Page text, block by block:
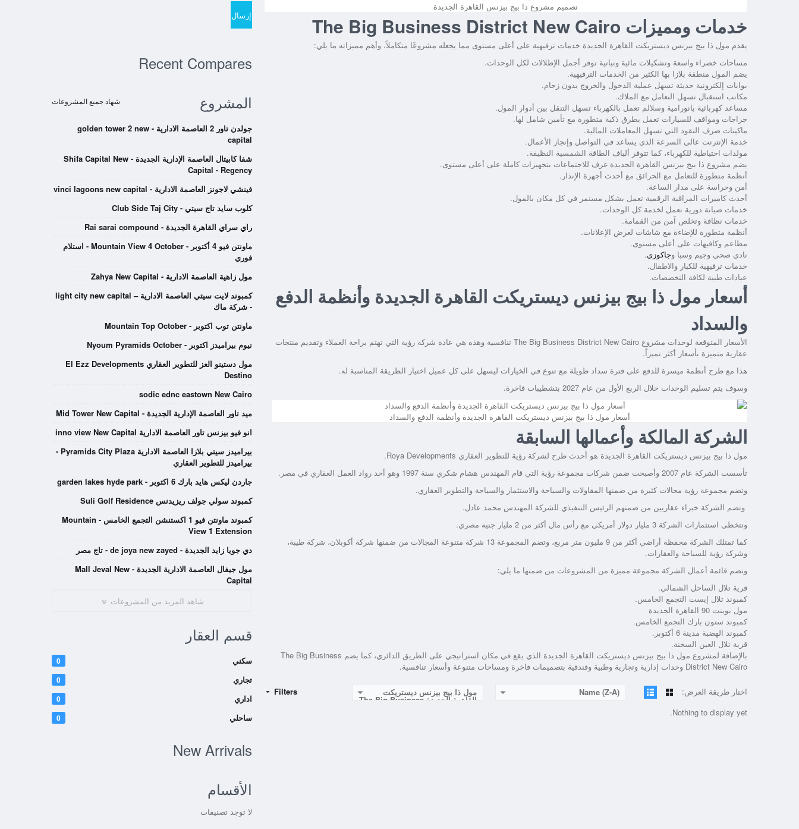
تصميم مشروع ذا بيج بيزنس القاهرة الجديدة
خدمات ومميزات The Big Business District New Cairo
يقدم مول ذا بيج بيزنس ديستريكت القاهرة الجديدة خدمات ترفيهية على أعلى مستوى مما يجعله مشروعًا متكاملاً، وأهم مميزاته ما يلي:
مساحات خضراء واسعة وتشكيلات مائية ونباتية توفر أجمل الإطلالات لكل الوحدات.
يضم المول منطقة بلازا بها الكثير من الخدمات الترفيهية.
بوابات إلكترونية حديثة تسهل عملية الدخول والخروج بدون زحام.
مكاتب استقبال تسهل التعامل مع الملاك.
مساعد كهربائية بانورامية وسلالم تعمل بالكهرباء تسهل التنقل بين أدوار المول.
جراجات ومواقف للسيارات تعمل بطرق ذكية متطورة مع تأمين شامل لها.
ماكينات صرف النقود التي تسهل المعاملات المالية.
خدمة الإنترنت عالي السرعة الذي يساعد في التواصل وإنجاز الأعمال.
مولدات احتياطية للكهرباء، كما تتوفر ألياف الطاقة الشمسية النظيفة.
يضم مشروع ذا بيج بيزنس القاهرة الجديدة غرف للاجتماعات بتجهيزات كاملة على أعلى مستوى.
أنظمة متطورة للتعامل مع الحرائق مع أحدث أجهزة الإنذار.
أمن وحراسة على مدار الساعة.
أحدث كاميرات المراقبة الرقمية تعمل بشكل مستمر في كل مكان بالمول.
خدمات صيانة دورية تعمل لخدمة كل الوحدات.
خدمات نظافة وتخلص آمن من القمامة.
أنظمة متطورة للإضاءة مع شاشات لعرض الإعلانات.
مطاعم وكافيهات على أعلى مستوى.
نادي صحي وجيم وسبا وجاكوزي.
خدمات ترفيهية للكبار والاطفال.
عيادات طبية لكافة التخصصات.
أسعار مول ذا بيج بيزنس ديستريكت القاهرة الجديدة وأنظمة الدفع
والسداد
الأسعار المتوقعة لوحدات مشروع The Big Business District New Cairo تنافسية وهذه هي عادة شركة رؤية التي تهتم براحة العملاء وتقديم منتجات
عقارية متميزة بأسعار أكثر تميزاً.
هذا مع طرح أنظمة ميسرة للدفع على فترة سداد طويلة مع تنوع في الخيارات ليسهل على كل عميل اختيار الطريقة المناسبة له.
وسوف يتم تسليم الوحدات خلال الربع الأول من عام 2027 بتشطيبات فاخرة.
أسعار مول ذا بيج بيزنس ديستريكت القاهرة الجديدة وأنظمة الدفع والسداد
الشركة المالكة وأعمالها السابقة
مول ذا بيج بيزنس ديستريكت القاهرة الجديدة هو أحدث طرح لشركة رؤية للتطوير العقاري Roya Developments.
تأسست الشركة عام 2007 وأصبحت ضمن شركات مجموعة رؤية التي قام المهندس هشام شكري سنة 1997 وهو أحد رواد العمل العقاري في مصر.
وتضم مجموعة رؤية مجالات كثيرة من ضمنها المقاولات والسياحة والاستثمار والسياحة والتطوير العقاري.
وتضم الشركة خبراء عقاريين من ضمنهم الرئيس التنفيذي للشركة المهندس محمد عادل.
وتتخطى استثمارات الشركة 3 مليار دولار أمريكي مع رأس مال أكثر من 2 مليار جنيه مصري.
كما تمتلك الشركة محفظة أراضي أكثر من 9 مليون متر مربع، وتضم المجموعة 13 شركة متنوعة المجالات من ضمنها شركة أكوبلان، شركة طيبة،
وشركة رؤية للسياحة والعقارات.
وتضم قائمة أعمال الشركة مجموعة مميزة من المشروعات من ضمنها ما يلي:
قرية تلال الساحل الشمالي.
كمبوند تلال إيست التجمع الخامس.
مول بوينت 90 القاهرة الجديدة
كمبوند ستون بارك التجمع الخامس.
كمبوند الهضبة مدينة 6 أكتوبر.
قرية تلال العين السخنة.
بالإضافة لمشروع مول ذا بيج بيزنس ديستريكت القاهرة الجديدة الذي يقع في مكان استراتيجي على الطريق الدائري، كما يضم The Big Business
District New Cairo وحدات إدارية وتجارية وطبية وفندقية بتصميمات فاخرة ومساحات متنوعة وأسعار تنافسية.
اختار طريقة العرض: Name (Z-A) مول ذا بيج بيزنس ديستريكت
القاهرة الجديدة The Big Business
Filters
Nothing to display yet.
Recent Compares
المشروع
شهاد جميع المشروعات
جولدن تاور 2 العاصمة الادارية - golden tower 2 new
capital
شفا كابيتال العاصمة الإدارية الجديدة - Shifa Capital New
Capital - Regency
فينشي لاجونز العاصمة الادارية - vinci lagoons new capital
كلوب سايد تاج سيتي - Club Side Taj City
راي سراي القاهرة الجديدة - Rai sarai compound
ماونتن فيو 4 أكتوبر - Mountain View 4 October - استلام
فوري
مول زاهية العاصمة الادارية - Zahya New Capital
كمبوند لايت سيتي العاصمة الادارية – light city new capital
- شركة ماك
ماونتن توب اكتوبر - Mountain Top October
نيوم بيراميدز اكتوبر - Nyoum Pyramids October
مول دستينو العز للتطوير العقاري El Ezz Developments
Destino
sodic ednc eastown New Cairo
ميد تاور العاصمة الإدارية الجديدة - Mid Tower New Capital
انو فيو بيزنس تاور العاصمة الادارية inno view New Capital
بيراميدز سيتي بلازا العاصمة الادارية Pyramids City Plaza -
بيراميدز للتطوير العقاري
جاردن ليكس هايد بارك 6 اكتوبر - garden lakes hyde park
كمبوند سولي جولف ريزيدنس Suli Golf Residence
كمبوند ماونتن فيو 1 اكستنشن التجمع الخامس - Mountain
View 1 Extension
دي جويا زايد الجديدة - de joya new zayed - تاج مصر
مول جيفال العاصمة الادارية الجديدة - Mall Jeval New
Capital
شاهد المزيد من المشروعات
قسم العقار
سكني 0
تجاري 0
اداري 0
ساحلي 0
New Arrivals
الأقسام
لا توجد تصنيفات